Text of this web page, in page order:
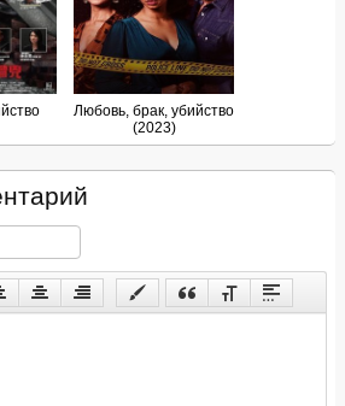
Любовь, брак, убийство
(2023)